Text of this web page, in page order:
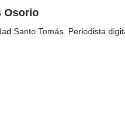
Osorio
Santo Tomás. Periodista